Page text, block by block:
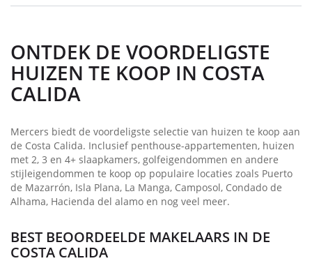
ONTDEK DE VOORDELIGSTE
HUIZEN TE KOOP IN COSTA
CALIDA
Mercers biedt de voordeligste selectie van huizen te koop aan
de Costa Calida. Inclusief penthouse-appartementen, huizen
met 2, 3 en 4+ slaapkamers, golfeigendommen en andere
stijleigendommen te koop op populaire locaties zoals Puerto
de Mazarrón, Isla Plana, La Manga, Camposol, Condado de
Alhama, Hacienda del alamo en nog veel meer.
BEST BEOORDEELDE MAKELAARS IN DE
COSTA CALIDA